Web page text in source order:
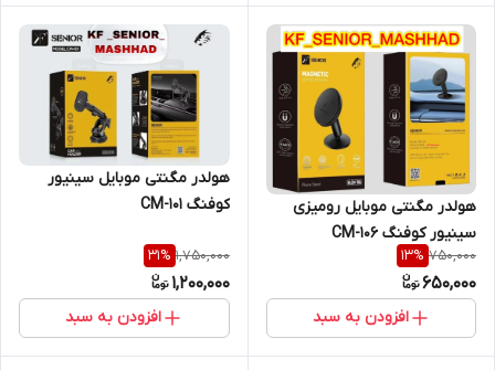
هولدر مگنتی موبایل رومیزی
سینیور کوفنگ CM-106
750,000
13%
650,000
افزودن به سبد
هولدر مگنتی موبایل سینیور
کوفنگ CM-101
1,750,000
31%
1,200,000
افزودن به سبد